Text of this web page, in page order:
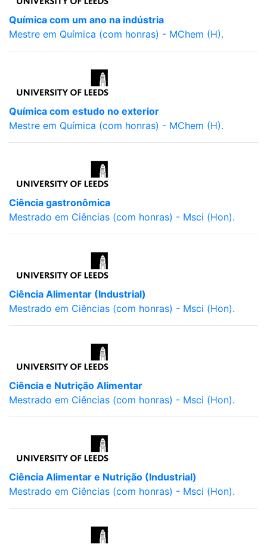
Química com um ano na indústria
Mestre em Química (com honras) - MChem (H).
Química com estudo no exterior
Mestre em Química (com honras) - MChem (H).
Ciência gastronômica
Mestrado em Ciências (com honras) - Msci (Hon).
Ciência Alimentar (Industrial)
Mestrado em Ciências (com honras) - Msci (Hon).
Ciência e Nutrição Alimentar
Mestrado em Ciências (com honras) - Msci (Hon).
Ciência Alimentar e Nutrição (Industrial)
Mestrado em Ciências (com honras) - Msci (Hon).